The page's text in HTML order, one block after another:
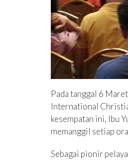
Pada tanggal 6
International
kesempatan ini, Ibu
memanggil setiap
Sebagai pionir